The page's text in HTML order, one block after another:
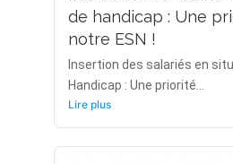
de handicap : Une
notre ESN !
Insertion des salariés en
Handicap : Une priorité...
Lire plus